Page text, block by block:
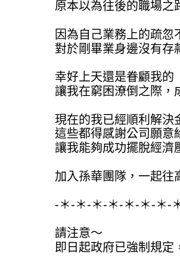
原本以為往後的職場
因為自己業務上的疏
對於剛畢業身邊沒有存
幸好上天還是眷顧我的
讓我在窮困潦倒之際，
現在的我已經順利解決
這些都得感謝公司願意
讓我能夠成功擺脫經濟
加入孫華團隊，一起往
-＊-＊-＊-＊-＊-＊-＊-
請注意～
即日起政府已強制規定